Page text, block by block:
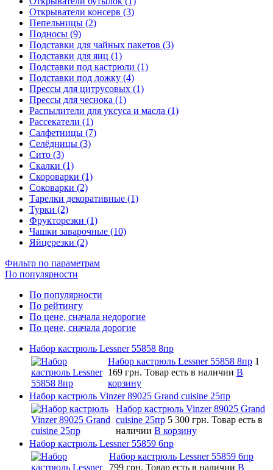
Открыватели консерв (3)
Пепельницы (2)
Подносы (9)
Подставки для чайных пакетов (3)
Подставки для яиц (1)
Подставки под кастрюли (1)
Подставки под ложку (4)
Прессы для цитрусовых (1)
Прессы для чеснока (1)
Распылители для уксуса и масла (1)
Рассекатели (1)
Салфетницы (7)
Селёдницы (3)
Сито (3)
Скалки (1)
Скороварки (1)
Соковарки (2)
Тарелки декоративные (1)
Турки (2)
Фрукторезки (1)
Чашки заварочные (10)
Яйцерезки (2)
Фильтр по параметрам
По популярности
По популярности
По рейтингу
По цене, сначала недорогие
По цене, сначала дорогие
Набор кастрюль Lessner 55858 8пр
Набор кастрюль Lessner 55858 8пр 1
169 грн. Товар есть в наличии В
корзину
Набор кастрюль Vinzer 89025 Grand cuisine 25пр
Набор кастрюль Vinzer 89025 Grand
cuisine 25пр 5 300 грн. Товар есть в
наличии В корзину
Набор кастрюль Lessner 55859 6пр
Набор кастрюль Lessner 55859 6пр
799 грн. Товар есть в наличии В